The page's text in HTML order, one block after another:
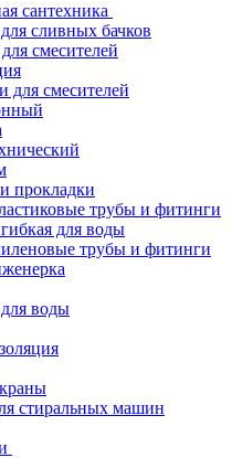
сантехника
сливных бачков
смесителей
для смесителей
прокладки
трубы и фитинги
для воды
трубы и фитинги
воды
стиральных машин